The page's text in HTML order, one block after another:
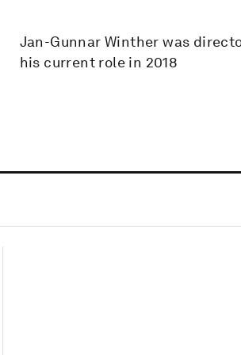
Jan-Gunnar Winther was
his current role in 2018